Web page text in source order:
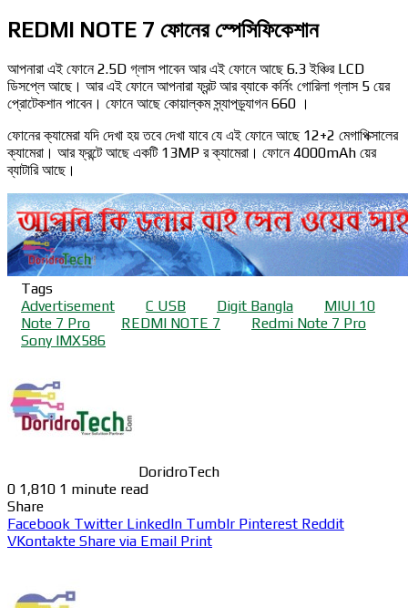
REDMI NOTE 7 ফোনের স্পেসিফিকেশান
আপনারা এই ফোনে 2.5D গ্লাস পাবেন আর এই ফোনে আছে 6.3 ইঞ্চির LCD
ডিসপ্লে আছে। আর এই ফোনে আপনারা ফ্রন্ট আর ব্যাকে কর্নিং গোরিলা গ্লাস 5 য়ের
প্রোটেকশান পাবেন। ফোনে আছে কোয়াল্কম স্ন্যাপড্র্যাগন 660 ।
ফোনের ক্যামেরা যদি দেখা হয় তবে দেখা যাবে যে এই ফোনে আছে 12+2 মেগাপিক্সালের
ক্যামেরা। আর ফ্রন্টে আছে একটি 13MP র ক্যামেরা। ফোনে 4000mAh য়ের
ব্যাটারি আছে।
Tags
Advertisement
C USB Digit Bangla
MIUI 10
Note 7 Pro
REDMI NOTE 7
Redmi Note 7 Pro
Sony IMX586
DoridroTech
0 1,810 1 minute read
Share
Facebook Twitter LinkedIn Tumblr Pinterest Reddit
VKontakte Share via Email Print